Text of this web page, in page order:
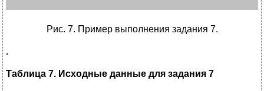
Рис. 7. Пример выполнения задания 7.
.
Таблица 7. Исходные данные для задания 7